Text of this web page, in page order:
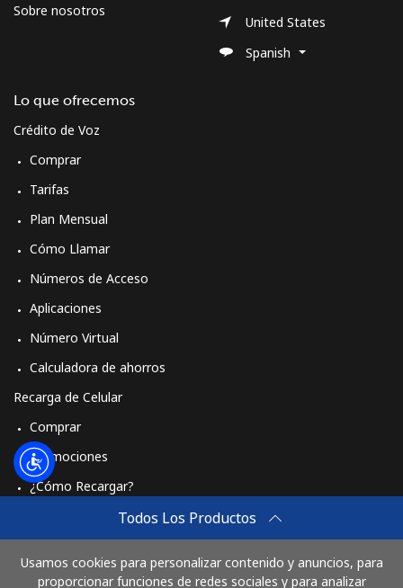
Todos Los Productos
Usamos cookies para personalizar contenido y anuncios, para
proporcionar funciones de redes sociales y para analizar
Sobre nosotros
Lo que ofrecemos
Crédito de Voz
Comprar
Tarifas
Plan Mensual
Cómo Llamar
Números de Acceso
Aplicaciones
Número Virtual
Calculadora de ahorros
Recarga de Celular
Comprar
Promociones
¿Cómo Recargar?
Comprar
Cómo funciona
United States
Spanish